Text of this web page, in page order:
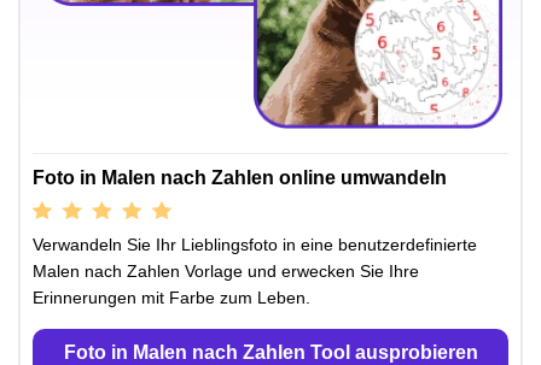
Foto in Malen nach Zahlen online umwandeln
Verwandeln Sie Ihr Lieblingsfoto in eine benutzerdefinierte
Malen nach Zahlen Vorlage und erwecken Sie Ihre
Erinnerungen mit Farbe zum Leben.
Foto in Malen nach Zahlen Tool ausprobieren